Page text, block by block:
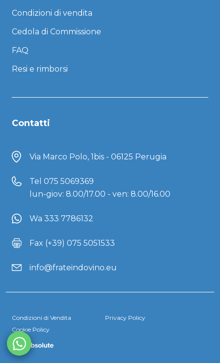
Condizioni di vendita
Cedola di Commissione
FAQ
Resi e rimborsi
Contatti
Via Marco Polo, 1bis - 06125 Perugia
Tel 075 5069369
lun-giov: 8.00/17.00 - ven: 8.00/16.00
Wa 333 7786132
Fax (+39) 075 5051533
info@frateindovino.eu
Condizioni di Vendita
Privacy Policy
Cookie Policy